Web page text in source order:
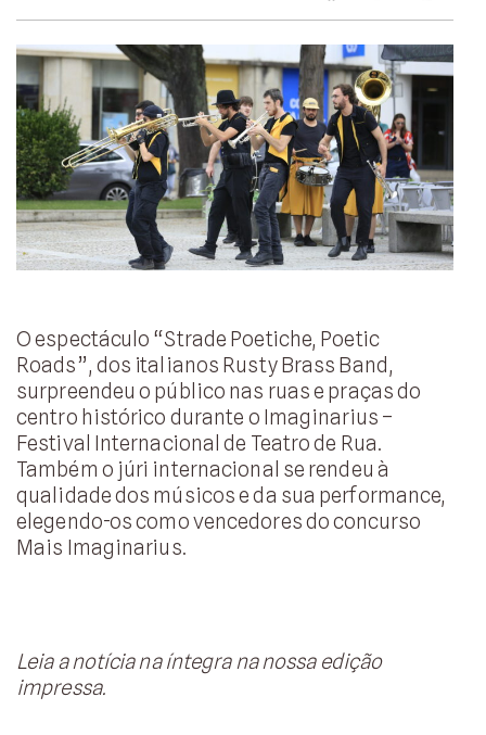
O espectáculo “Strade Poetiche, Poetic
Roads”, dos italianos Rusty Brass Band,
surpreendeu o público nas ruas e praças do
centro histórico durante o Imaginarius –
Festival Internacional de Teatro de Rua.
Também o júri internacional se rendeu à
qualidade dos músicos e da sua performance,
elegendo-os como vencedores do concurso
Mais Imaginarius.
Leia a notícia na íntegra na nossa edição
impressa.